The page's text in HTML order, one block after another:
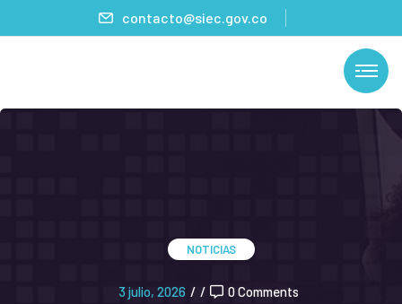
contacto@siec.gov.co
NOTICIAS
3 julio, 2026 / / 0 Comments